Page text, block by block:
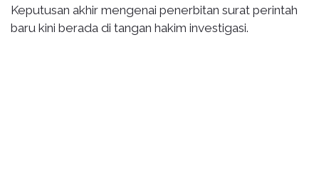
Keputusan akhir mengenai penerbitan surat perintah
baru kini berada di tangan hakim investigasi.